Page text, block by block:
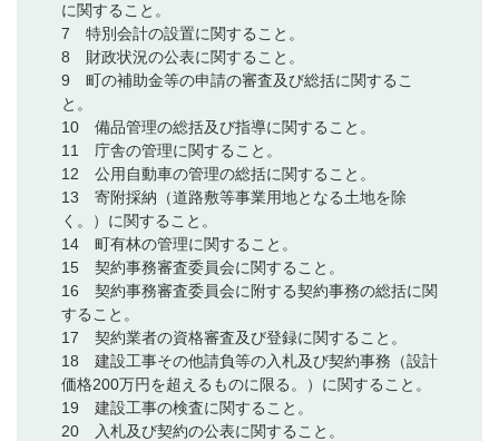
に関すること。
7 特別会計の設置に関すること。
8 財政状況の公表に関すること。
9 町の補助金等の申請の審査及び総括に関するこ
と。
10 備品管理の総括及び指導に関すること。
11 庁舎の管理に関すること。
12 公用自動車の管理の総括に関すること。
13 寄附採納（道路敷等事業用地となる土地を除
く。）に関すること。
14 町有林の管理に関すること。
15 契約事務審査委員会に関すること。
16 契約事務審査委員会に附する契約事務の総括に関
すること。
17 契約業者の資格審査及び登録に関すること。
18 建設工事その他請負等の入札及び契約事務（設計
価格200万円を超えるものに限る。）に関すること。
19 建設工事の検査に関すること。
20 入札及び契約の公表に関すること。